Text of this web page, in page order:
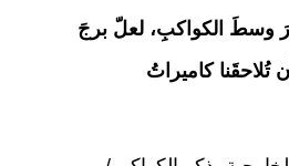
وسطَ الكواكبِ، لعلّ برجَ
تُلاحقَنا كاميراتُ